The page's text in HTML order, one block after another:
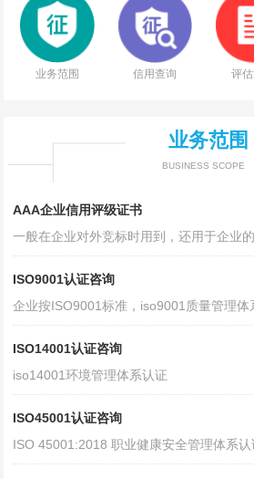
业务范围 信用查询 评
业务范围
BUSINESS SCOPE
AAA企业信用评级证书
一般在企业对外竞标时用到，还用于企业的
ISO9001认证咨询
企业按ISO9001标准，iso9001质量管理体
ISO14001认证咨询
iso14001环境管理体系认证
ISO45001认证咨询
ISO 45001:2018 职业健康安全管理体系认